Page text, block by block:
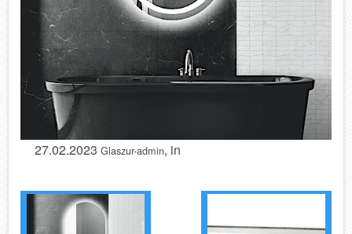
27.02.2023 Glaszur-admin, in